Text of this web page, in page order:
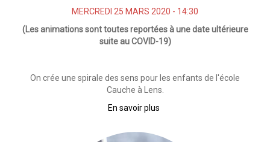
MERCREDI 25 MARS 2020 - 14:30
(Les animations sont toutes reportées à une date ultérieure
suite au COVID-19)
On crée une spirale des sens pour les enfants de l'école
Cauche à Lens.
En savoir plus